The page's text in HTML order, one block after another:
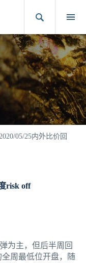
05/25内外比价回
risk off
为主，但后半周回
全周最低位开盘，随